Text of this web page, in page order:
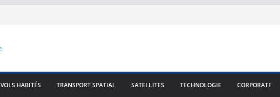
VOLS HABITÉS TRANSPORT SPATIAL SATELLITES TECHNOLOGIE CORPORATE